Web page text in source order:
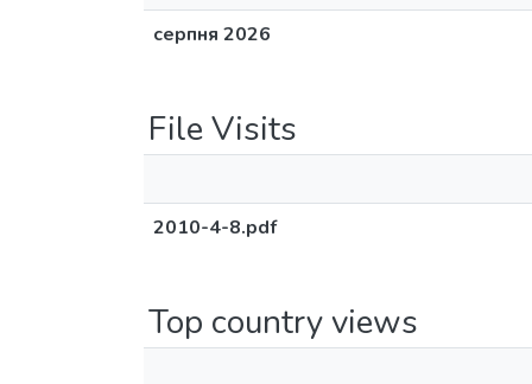
серпня 2026
File Visits
2010-4-8.pdf
Top country views